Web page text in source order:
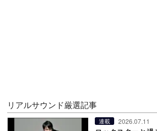
リアルサウンド厳選記事
連載 2026.07.11